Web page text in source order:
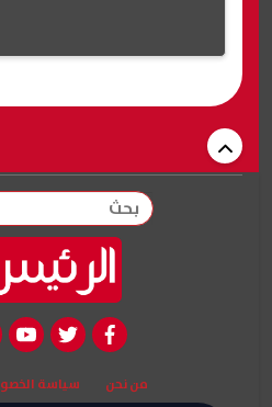
بحث
facebook
twitter
من نحن سياسة